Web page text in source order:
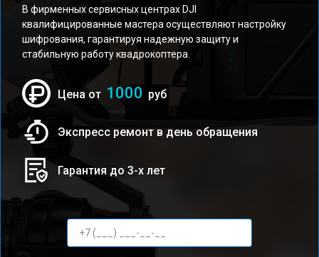
В фирменных сервисных центрах DJI
квалифицированные мастера осуществляют настройку
шифрования, гарантируя надежную защиту и
стабильную работу квадрокоптера.
Цена от 1000 руб
Экспресс ремонт в день обращения
Гарантия до 3-х лет